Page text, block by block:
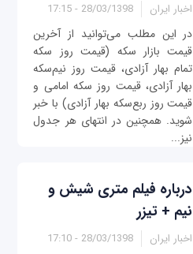
اخبار ایران 28/03/1398 - 17:15
در این مطلب می‌توانید از آخرین
قیمت بازار سکه (قیمت روز سکه
تمام بهار آزادی، قیمت روز نیم‌سکه
بهار آزادی، قیمت روز سکه امامی و
قیمت روز ربع‌سکه بهار آزادی) با خبر
شوید. همچنین در انتهای هر جدول
نیز...
درباره فیلم متری شیش و
نیم + تیزر
اخبار ایران 28/03/1398 - 17:10